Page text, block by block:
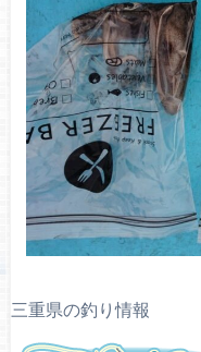
三重県の釣り情報